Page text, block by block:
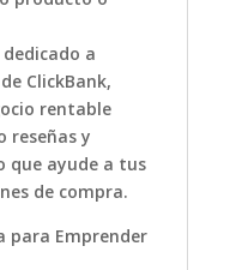
a
ClickBank,
rentable
reseñas y
que ayude a tus
de compra.
para Emprender